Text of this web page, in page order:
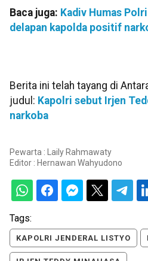
Baca juga: Kadiv Humas
delapan kapolda positif
Berita ini telah tayang di
judul: Kapolri sebut Irjen
narkoba
Pewarta : Laily Rahmawaty
Editor : Hernawan Wahyudono
Tags:
KAPOLRI JENDERAL LISTYO